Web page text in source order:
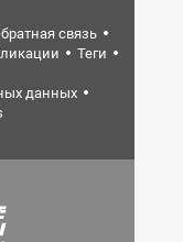
связь
Теги
данных